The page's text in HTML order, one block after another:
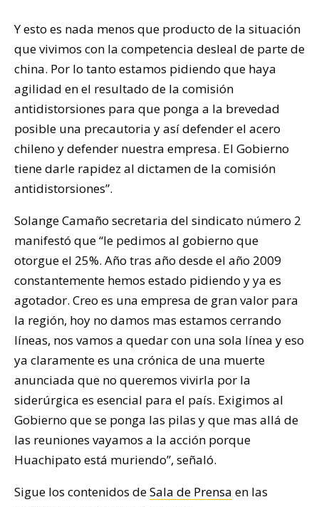
Y esto es nada menos que producto de la situación
que vivimos con la competencia desleal de parte de
china. Por lo tanto estamos pidiendo que haya
agilidad en el resultado de la comisión
antidistorsiones para que ponga a la brevedad
posible una precautoria y así defender el acero
chileno y defender nuestra empresa. El Gobierno
tiene darle rapidez al dictamen de la comisión
antidistorsiones”.
Solange Camaño secretaria del sindicato número 2
manifestó que “le pedimos al gobierno que
otorgue el 25%. Año tras año desde el año 2009
constantemente hemos estado pidiendo y ya es
agotador. Creo es una empresa de gran valor para
la región, hoy no damos mas estamos cerrando
líneas, nos vamos a quedar con una sola línea y eso
ya claramente es una crónica de una muerte
anunciada que no queremos vivirla por la
siderúrgica es esencial para el país. Exigimos al
Gobierno que se ponga las pilas y que mas allá de
las reuniones vayamos a la acción porque
Huachipato está muriendo”, señaló.
Sigue los contenidos deSala de Prensa en las